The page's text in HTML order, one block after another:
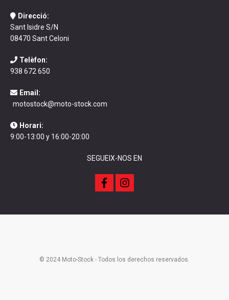
Direcció:
Sant Isidre S/N
08470 Sant Celoni
Telèfon:
938 672 650
Email:
motostock@moto-stock.com
Horari:
9:00-13:00 y 16:00-20:00
SEGUEIX-NOS EN
f
a
b
i
n
a
© 2024 Moto-Stock - Todos los derechos reservados.